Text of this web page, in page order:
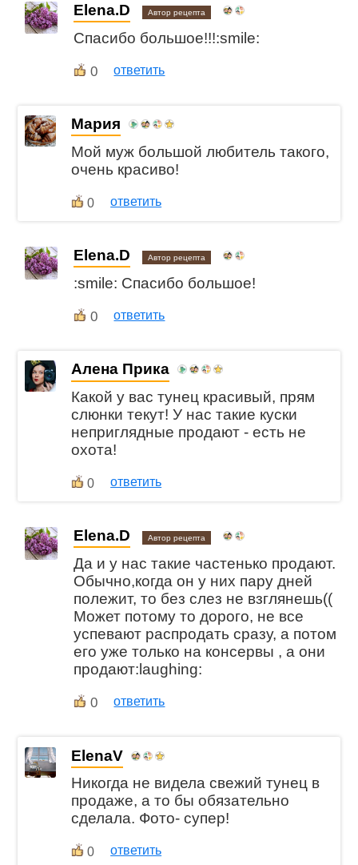
Elena.D Автор рецепта
Спасибо большое!!!:smile:
0 ответить
Мария
Мой муж большой любитель такого,
очень красиво!
0 ответить
Elena.D Автор рецепта
:smile: Спасибо большое!
0 ответить
Алена Прика
Какой у вас тунец красивый, прям
слюнки текут! У нас такие куски
неприглядные продают - есть не
охота!
0 ответить
Elena.D Автор рецепта
Да и у нас такие частенько продают.
Обычно,когда он у них пару дней
полежит, то без слез не взглянешь((
Может потому то дорого, не все
успевают распродать сразу, а потом
его уже только на консервы , а они
продают:laughing:
0 ответить
ElenaV
Никогда не видела свежий тунец в
продаже, а то бы обязательно
сделала. Фото- супер!
0 ответить